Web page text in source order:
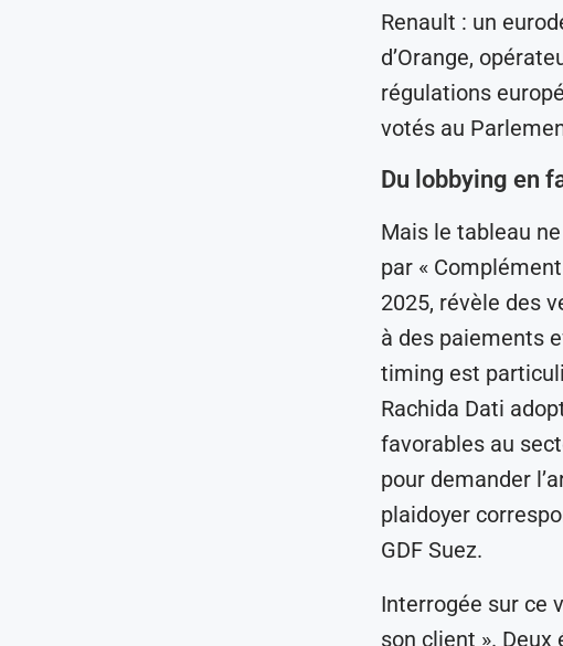
Renault : un
d’Orange,
régulations
votés au
Du lobbying en
Mais le tableau
par «
2025, révèle des
à des paiements
timing est
Rachida Dati
favorables au
pour demander
plaidoyer
GDF Suez.
Interrogée sur ce
son client ».